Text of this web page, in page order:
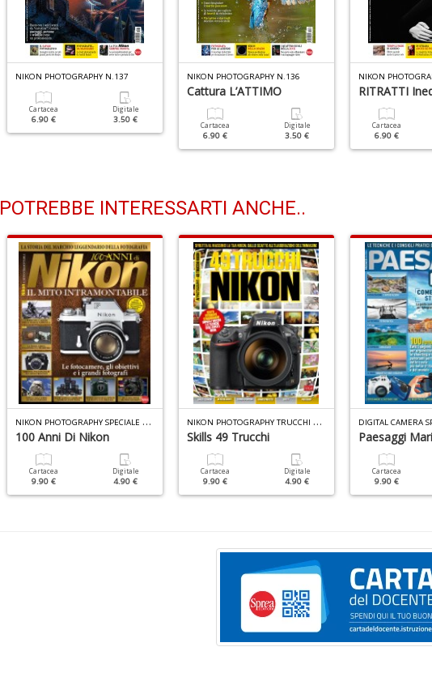
NIKON PHOTOGRAPHY N.137
Cartacea
6.90 €
Digitale
3.50 €
NIKON PHOTOGRAPHY N.136
Cattura L’ATTIMO
Cartacea
6.90 €
Digitale
3.50 €
NIKON
RITRATTI
Cartacea
6.90 €
POTREBBE INTERESSARTI ANCHE..
N
IKON PHOTOGRAPHY SPECIALE N.9
100 Anni Di Nikon
Cartacea
9.90 €
Digitale
4.90 €
N
IKON PHOTOGRAPHY TRUCCHI N.1
Skills 49 Trucchi
Cartacea
9.90 €
Digitale
4.90 €
DIGITAL CAMERA
Paesaggi
Cartacea
9.90 €